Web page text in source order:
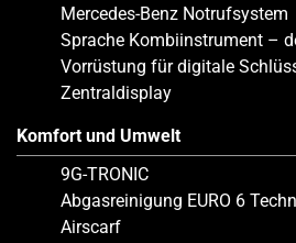
Mercedes-Benz Notrufsystem
Sprache Kombiinstrument –
Vorrüstung für digitale
Zentraldisplay
Komfort und Umwelt
9G-TRONIC
Abgasreinigung EURO 6
Airscarf